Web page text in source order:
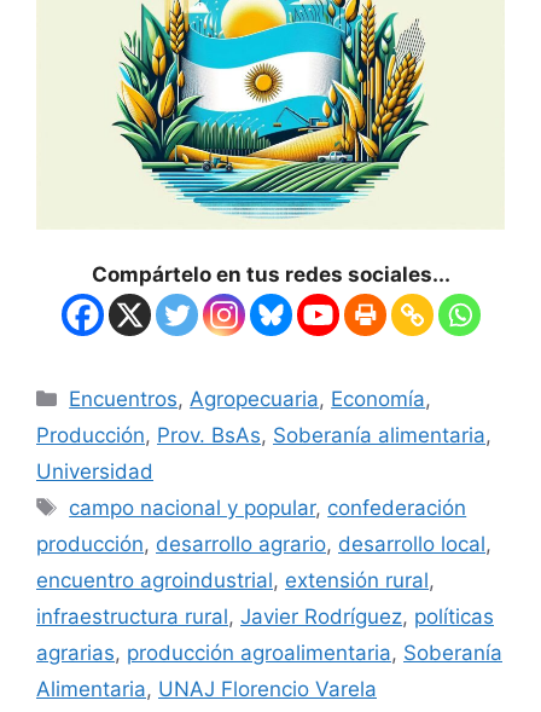
Compártelo en tus redes sociales...
Encuentros,Agropecuaria, Economía,
Producción, Prov. BsAs, Soberanía alimentaria,
Universidad
campo nacional y popular, confederación
producción, desarrollo agrario, desarrollo local,
encuentro agroindustrial, extensión rural,
infraestructura rural, Javier Rodríguez, políticas
agrarias, producción agroalimentaria, Soberanía
Alimentaria, UNAJ Florencio Varela